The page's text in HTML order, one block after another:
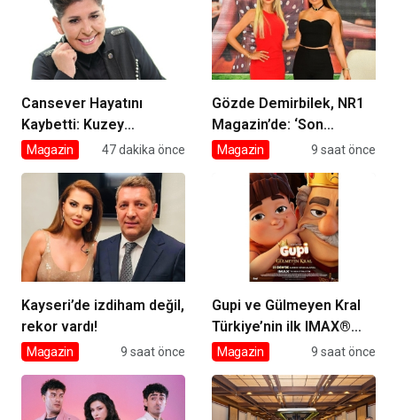
Cansever Hayatını
Kaybetti: Kuzey
Makedonya’da Toprağa
Magazin 47 dakika önce
Gözde Demirbilek, NR1
Magazin’de: ‘Son
assolist olarak var
Magazin 9 saat önce
Kayseri’de izdiham değil,
rekor vardı!
Magazin 9 saat önce
Gupi ve Gülmeyen Kral
Türkiye’nin ilk IMAX®
animasyon filmi oluyor
Magazin 9 saat önce